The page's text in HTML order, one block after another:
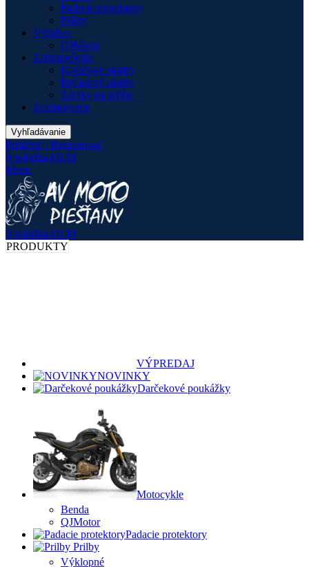
Padacie protektory
Prilby
Výrobca
QJMotor
Zabezpečenie
Kotúčové zámky
Reťazové zámky
Zámky na prilbu
Zazimovanie
Vyhľadávanie
Prihlásiť / Registrovať
0 položka €0.00
Menu
0 položka €0.00
PRODUKTY
VÝPREDAJ
NOVINKY
Darčekové poukážky
Motocykle
Benda
QJMotor
Padacie protektory
Prilby
Výklopné